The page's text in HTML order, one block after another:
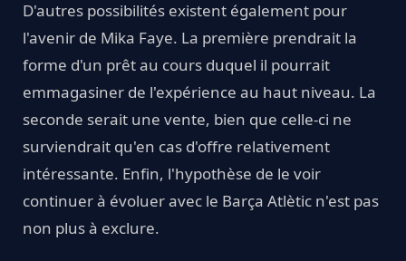
D'autres possibilités existent également pour
l'avenir de Mika Faye. La première prendrait la
forme d'un prêt au cours duquel il pourrait
emmagasiner de l'expérience au haut niveau. La
seconde serait une vente, bien que celle-ci ne
surviendrait qu'en cas d'offre relativement
intéressante. Enfin, l'hypothèse de le voir
continuer à évoluer avec le Barça Atlètic n'est pas
non plus à exclure.